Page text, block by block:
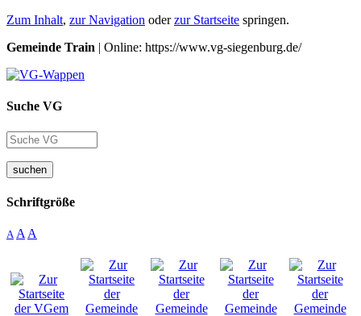
Zum Inhalt, zur Navigation oderzur Startseite springen.
Gemeinde Train | Online: https://www.vg-siegenburg.de/
Suche VG
suchen
Schriftgröße
A A A